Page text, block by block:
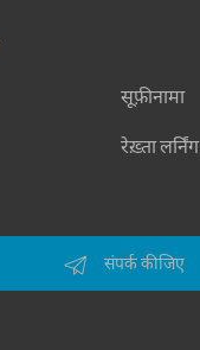
सूफ़ीनामा
रेख़्ता लर्निंग
संपर्क कीजिए